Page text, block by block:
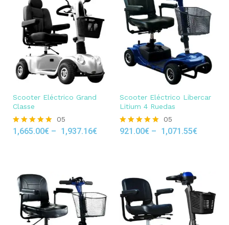
Scooter Eléctrico Grand
Classe
Rated
05
1,665.00€ – 1,937.16€
Scooter Eléctrico Libercar
Litium 4 Ruedas
Rated
05
921.00€ – 1,071.55€